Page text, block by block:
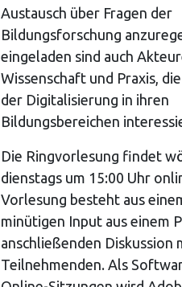
Austausch über Fragen der
Bildungsforschung
eingeladen sind auch
Wissenschaft und Praxis,
der Digitalisierung in ihren
Bildungsbereichen
Die Ringvorlesung findet
dienstags um 15:00 Uhr
Vorlesung besteht aus
minütigen Input aus einem
anschließenden Diskussion
Teilnehmenden. Als